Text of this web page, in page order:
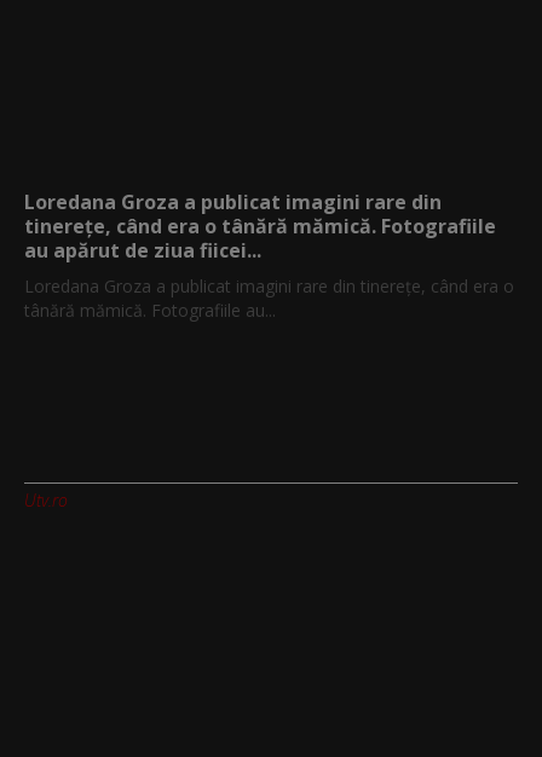
Loredana Groza a publicat imagini rare din
tinerețe, când era o tânără mămică. Fotografiile
au apărut de ziua fiicei...
Loredana Groza a publicat imagini rare din tinerețe, când era o
tânără mămică. Fotografiile au...
Utv.ro